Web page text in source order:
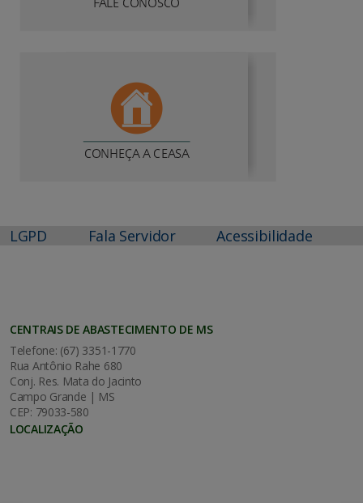
LGPD Fala Servidor Acessibilidade
CENTRAIS DE ABASTECIMENTO DE MS
Telefone: (67) 3351-1770
Rua Antônio Rahe 680
Conj. Res. Mata do Jacinto
Campo Grande | MS
CEP: 79033-580
LOCALIZAÇÃO